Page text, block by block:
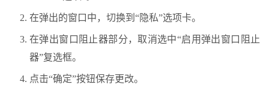
在弹出的窗口中，切换到“隐私”选项卡。
在弹出窗口阻止器部分，取消选中“启用弹出窗口阻止
器”复选框。
点击“确定”按钮保存更改。